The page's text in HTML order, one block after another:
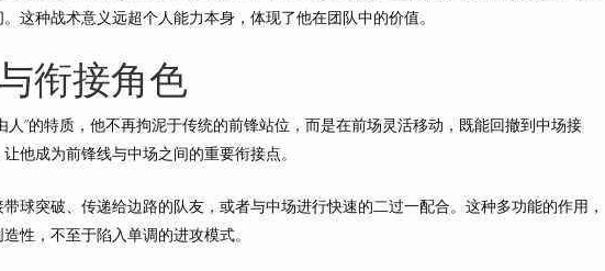
这种战术意义远超个人能力本身，体现了他在团队中的价值。
衔接角色
人”的特质，他不再拘泥于传统的前锋站位，而是在前场灵活移动，既能回撤到中场接
他成为前锋线与中场之间的重要衔接点。
球突破、传递给边路的队友，或者与中场进行快速的二过一配合。这种多功能的作用，
性，不至于陷入单调的进攻模式。